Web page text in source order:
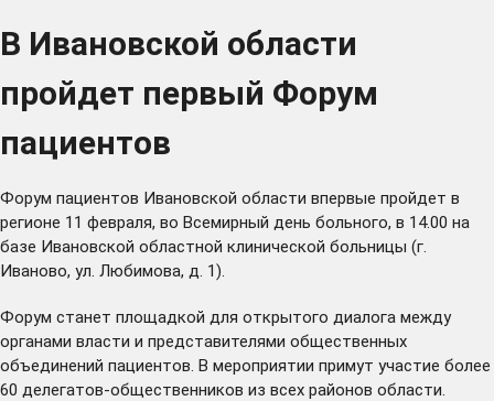
В Ивановской области
пройдет первый Форум
пациентов
Форум пациентов Ивановской области впервые пройдет в
регионе 11 февраля, во Всемирный день больного, в 14.00 на
базе Ивановской областной клинической больницы (г.
Иваново, ул. Любимова, д. 1).
Форум станет площадкой для открытого диалога между
органами власти и представителями общественных
объединений пациентов. В мероприятии примут участие более
60 делегатов-общественников из всех районов области.